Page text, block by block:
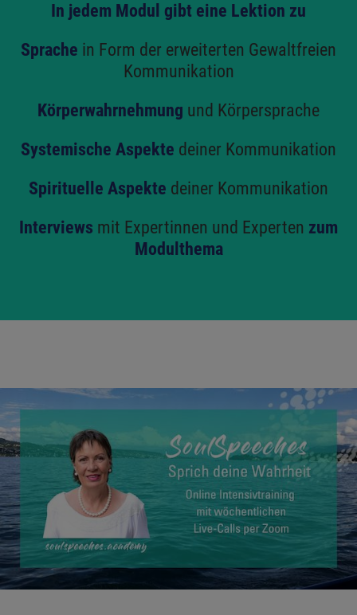
In jedem Modul gibt eine Lektion zu
Sprache in Form der erweiterten Gewaltfreien
Kommunikation
Körperwahrnehmung und Körpersprache
Systemische Aspekte deiner Kommunikation
Spirituelle Aspekte deiner Kommunikation
Interviews mit Expertinnen und Experten zum
Modulthema